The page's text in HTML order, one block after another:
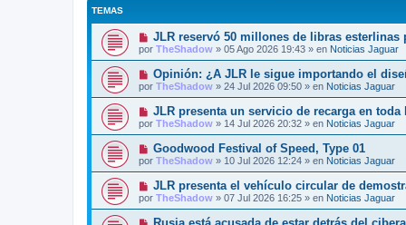
TEMAS
N
u
e
o
m
e
n
s
a
e
JLR reservó 50 millones de libras
por TheShadow » 05 Ago 2026 19:43 » en Noticias Jaguar
N
u
e
o
m
e
n
s
a
e
Opinión: ¿A JLR le sigue importando el
por TheShadow » 24 Jul 2026 09:50 » en Noticias Jaguar
N
u
e
o
m
e
n
s
a
JLR presenta un servicio de recarga en toda
por TheShadow » 14 Jul 2026 20:32 » en Noticias Jaguar
N
u
e
o
m
e
Goodwood Festival of Speed, Type 01
por TheShadow » 10 Jul 2026 12:24 » en Noticias Jaguar
N
u
e
v
JLR presenta el vehículo circular de
por TheShadow » 07 Jul 2026 16:25 » en Noticias Jaguar
N